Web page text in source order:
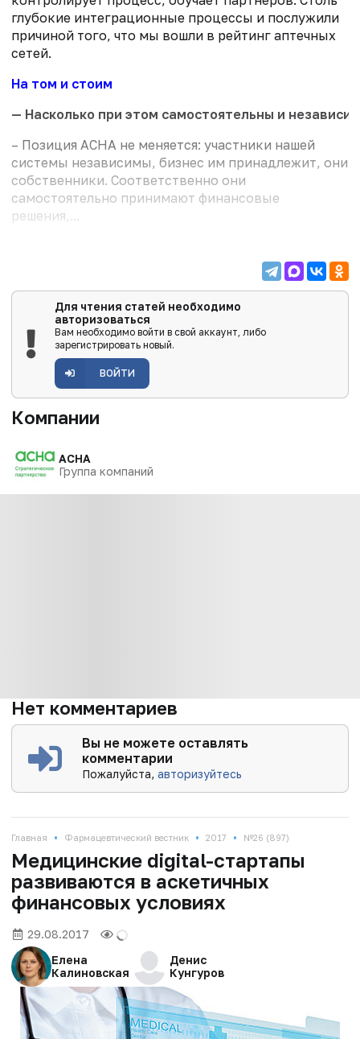
глубокие интеграционные процессы и послужили
причиной того, что мы вошли в рейтинг аптечных
сетей.
На том и стоим
— Насколько при этом самостоятельны и
– Позиция АСНА не меняется: участники нашей
системы независимы, бизнес им принадлежит, они
собственники. Соответственно они
самостоятельно принимают финансовые
решения,...
Для чтения статей необходимо
авторизоваться
Вам необходимо войти в свой аккаунт, либо
зарегистрировать новый.
ВОЙТИ
Компании
АСНА
Группа компаний
Нет комментариев
Вы не можете оставлять
комментарии
Пожалуйста,авторизуйтесь
Главная • Фармацевтический вестник • 2017 • №26 (897)
Медицинские digital-стартапы
развиваются в аскетичных
финансовых условиях
29.08.2017
Елена
Калиновская
Денис
Кунгуров